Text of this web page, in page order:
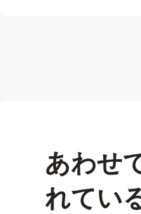
あわせ
れてい